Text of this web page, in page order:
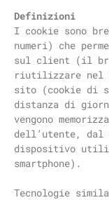
Definizioni
I cookie sono
numeri) che
sul client (il
riutilizzare nel
sito (cookie di
distanza di
vengono
dell’utente, dal
dispositivo
smartphone).
Tecnologie